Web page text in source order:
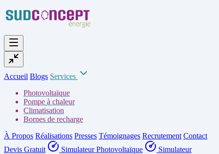
Accueil Blogs Services
Photovoltaïque
Pompe à chaleur
Climatisation
Bornes de recharge
À Propos Réalisations Presses Témoignages Recrutement Contact
Devis Gratuit
Simulateur Photovoltaïque
Simulateur